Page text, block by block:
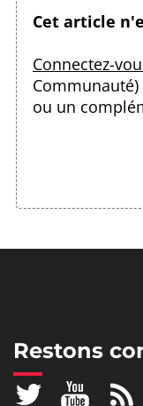
Cet article
Connectez-
ou un
Restons